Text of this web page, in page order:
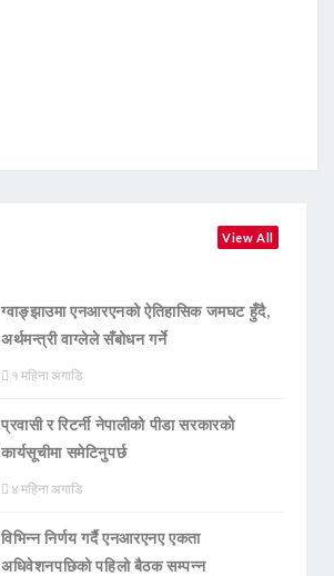
View All
ग्वाङ्झाउमा एनआरएनको ऐतिहासिक जमघट हुँदै,
अर्थमन्त्री वाग्लेले सँबोधन गर्ने
१ महिना अगाडि
प्रवासी र रिटर्नी नेपालीको पीडा सरकारको
कार्यसूचीमा समेटिनुपर्छ
४ महिना अगाडि
विभिन्न निर्णय गर्दै एनआरएनए एकता
अधिवेशनपछिको पहिलो बैठक सम्पन्न